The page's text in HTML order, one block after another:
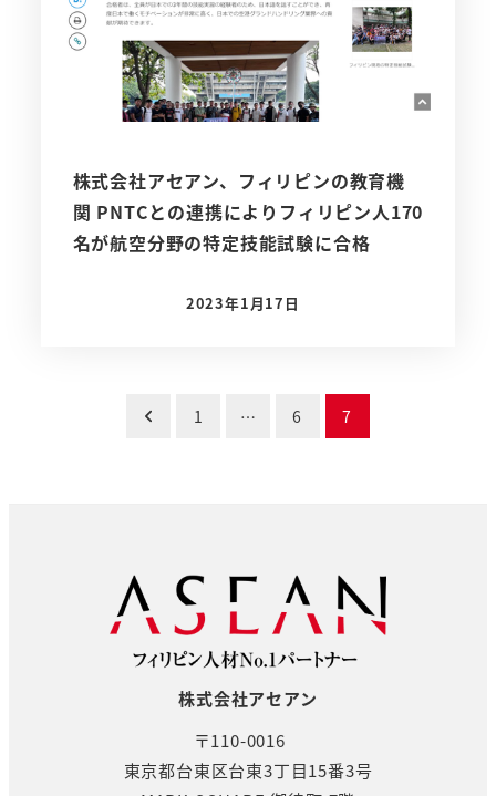
株式会社アセアン、フィリピンの教育機
関 PNTCとの連携によりフィリピン人170
名が航空分野の特定技能試験に合格
投稿日
2023年1月17日
1 … 6 7
株式会社アセアン
〒110-0016
東京都台東区台東3丁目15番3号